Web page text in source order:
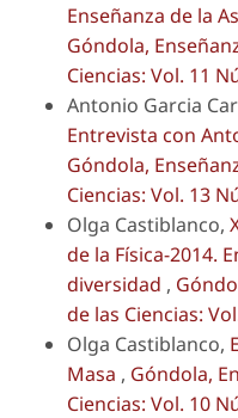
Enseñanza de la
Góndola,
Ciencias: Vol. 11
Antonio Garcia
Entrevista con
Góndola,
Ciencias: Vol. 13
Olga Castiblanco,
de la Física-2014.
diversidad ,
de las Ciencias:
Olga Castiblanco,
Masa , Góndola,
Ciencias: Vol. 10